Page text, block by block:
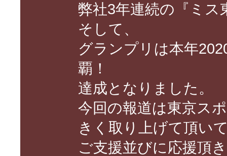
弊社3年連続の『ミス
そして、
グランプリは本年
覇！
達成となりました。
今回の報道は東京ス
きく取り上げて頂い
ご支援並びに応援頂